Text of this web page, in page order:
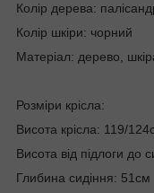
Колір дерева:
Колір шкіри: чорний
Матеріал: дерево,
Розміри крісла:
Висота крісла: 119/
Висота від підлоги до
Глибина сидіння: 51см